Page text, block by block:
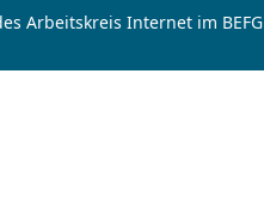
Arbeitskreis Internet im BEFG